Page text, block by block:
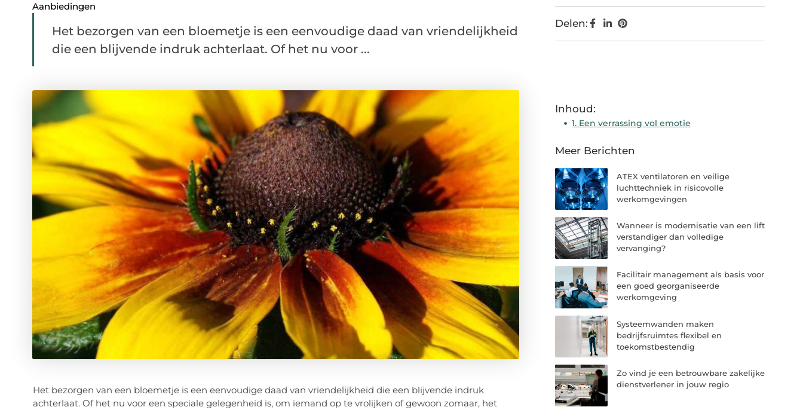
Aanbiedingen
Het bezorgen van een bloemetje is een eenvoudige daad van vriendelijkheid
die een blijvende indruk achterlaat. Of het nu voor ...
Het bezorgen van een bloemetje is een eenvoudige daad van vriendelijkheid die een blijvende indruk
achterlaat. Of het nu voor een speciale gelegenheid is, om iemand op te vrolijken of gewoon zomaar, het
Delen:
Inhoud:
1. Een verrassing vol emotie
Meer Berichten
ATEX ventilatoren en veilige
luchttechniek in risicovolle
werkomgevingen
Wanneer is modernisatie van een lift
verstandiger dan volledige
vervanging?
Facilitair management als basis voor
een goed georganiseerde
werkomgeving
Systeemwanden maken
bedrijfsruimtes flexibel en
toekomstbestendig
Zo vind je een betrouwbare zakelijke
dienstverlener in jouw regio